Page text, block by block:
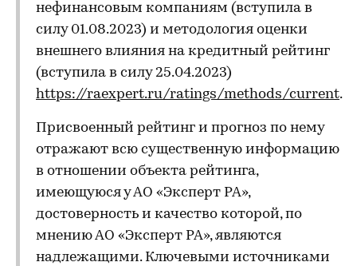
нефинансовым компаниям (вступила в
силу 01.08.2023) и методология оценки
внешнего влияния на кредитный рейтинг
(вступила в силу 25.04.2023)
https://raexpert.ru/ratings/methods/current.
Присвоенный рейтинг и прогноз по нему
отражают всю существенную информацию
в отношении объекта рейтинга,
имеющуюся у АО «Эксперт РА»,
достоверность и качество которой, по
мнению АО «Эксперт РА», являются
надлежащими. Ключевыми источниками